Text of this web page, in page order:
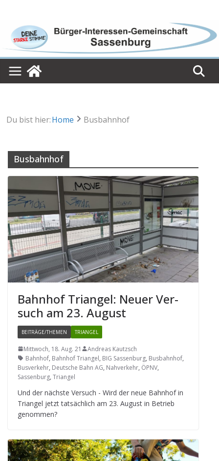
content
Du bist hier:Home Busbahnhof
Busbahnhof
Bahn­hof Tri­an­gel: Neuer Ver­
such am 23. August
BEITRÄGE/THEMEN TRIANGEL
Mittwoch, 18. Aug. 21
Andreas Kautzsch
Bahnhof, Bahnhof Triangel, BIG Sassenburg, Busbahnhof,
Busverkehr, Deutsche Bahn AG, Nahverkehr, ÖPNV,
Sassenburg, Triangel
Und der nächste Ver­such - Wird der neue Bahn­hof in
Tri­an­gel jetzt tat­säch­lich am 23. August in Betrieb
genommen?